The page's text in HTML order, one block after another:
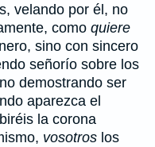
velando por él, no
como quiere
sino con sincero
señorío sobre los
demostrando ser
aparezca el
la corona
vosotros los